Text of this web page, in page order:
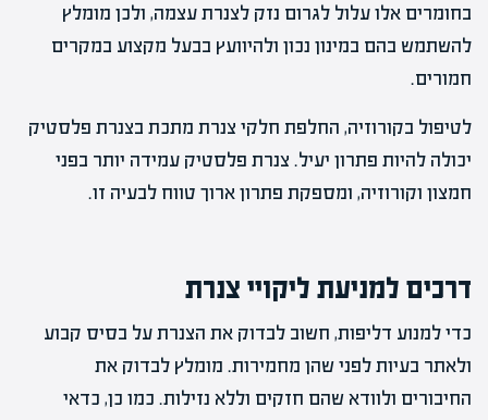
בחומרים אלו עלול לגרום נזק לצנרת עצמה, ולכן מומלץ
להשתמש בהם במינון נכון ולהיוועץ בבעל מקצוע במקרים
חמורים.
לטיפול בקורוזיה, החלפת חלקי צנרת מתכת בצנרת פלסטיק
יכולה להיות פתרון יעיל. צנרת פלסטיק עמידה יותר בפני
חמצון וקורוזיה, ומספקת פתרון ארוך טווח לבעיה זו.
דרכים למניעת ליקויי צנרת
כדי למנוע דליפות, חשוב לבדוק את הצנרת על בסיס קבוע
ולאתר בעיות לפני שהן מחמירות. מומלץ לבדוק את
החיבורים ולוודא שהם חזקים וללא נזילות. כמו כן, כדאי